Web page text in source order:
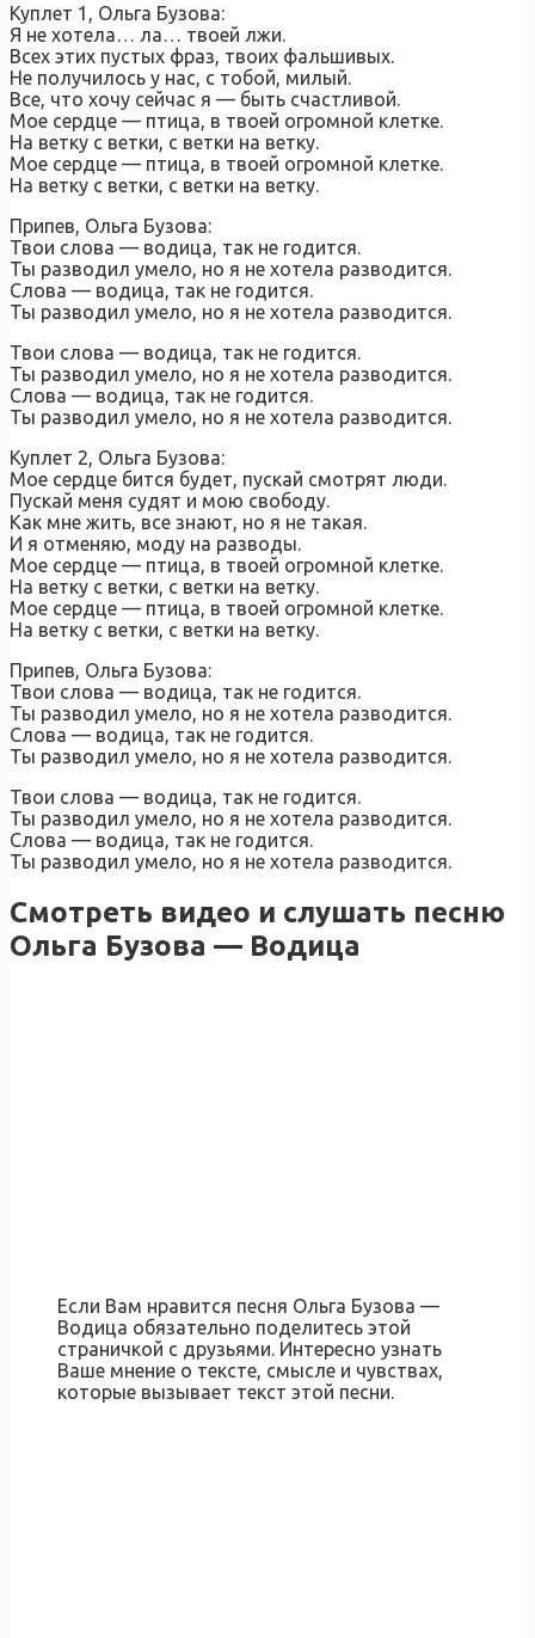
Куплет 1, Ольга Бузова:
Я не хотела… ла… твоей лжи.
Всех этих пустых фраз, твоих фальшивых.
Не получилось у нас, с тобой, милый.
Все, что хочу сейчас я — быть счастливой.
Мое сердце — птица, в твоей огромной клетке.
На ветку с ветки, с ветки на ветку.
Мое сердце — птица, в твоей огромной клетке.
На ветку с ветки, с ветки на ветку.
Припев, Ольга Бузова:
Твои слова — водица, так не годится.
Ты разводил умело, но я не хотела разводится.
Слова — водица, так не годится.
Ты разводил умело, но я не хотела разводится.
Твои слова — водица, так не годится.
Ты разводил умело, но я не хотела разводится.
Слова — водица, так не годится.
Ты разводил умело, но я не хотела разводится.
Куплет 2, Ольга Бузова:
Мое сердце бится будет, пускай смотрят люди.
Пускай меня судят и мою свободу.
Как мне жить, все знают, но я не такая.
И я отменяю, моду на разводы.
Мое сердце — птица, в твоей огромной клетке.
На ветку с ветки, с ветки на ветку.
Мое сердце — птица, в твоей огромной клетке.
На ветку с ветки, с ветки на ветку.
Припев, Ольга Бузова:
Твои слова — водица, так не годится.
Ты разводил умело, но я не хотела разводится.
Слова — водица, так не годится.
Ты разводил умело, но я не хотела разводится.
Твои слова — водица, так не годится.
Ты разводил умело, но я не хотела разводится.
Слова — водица, так не годится.
Ты разводил умело, но я не хотела разводится.
Смотреть видео и слушать песню
Ольга Бузова — Водица
Если Вам нравится песня Ольга Бузова —
Водица обязательно поделитесь этой
страничкой с друзьями. Интересно узнать
Ваше мнение о тексте, смысле и чувствах,
которые вызывает текст этой песни.